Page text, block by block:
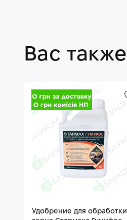
Вас
Удобрение для обработки